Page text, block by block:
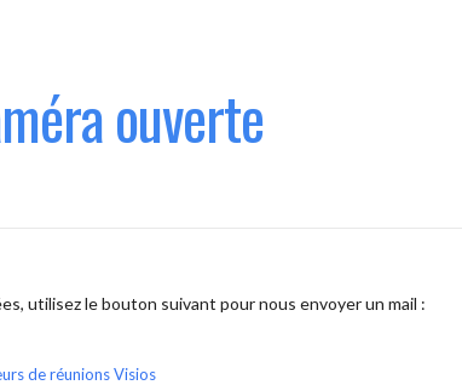
ouverte
utilisez le bouton suivant pour nous envoyer un mail :
de réunions Visios